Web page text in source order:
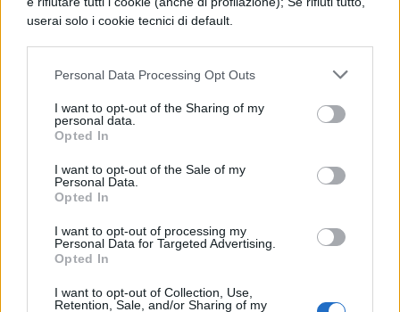
userai solo i cookie tecnici di default.
Personal Data Processing Opt Outs
I want to opt-out of the Sharing of my
personal data.
Opted In
I want to opt-out of the Sale of my
Personal Data.
Opted In
I want to opt-out of processing my
Personal Data for Targeted Advertising.
Opted In
I want to opt-out of Collection, Use,
Retention, Sale, and/or Sharing of my
TEORIA GENDER:
In sostanza quindi l'identità di genere viene
stabilita dalla soggettiva percezione che
ognuno di noi ha di se stesso, orientando
dunque la propria sessualità verso i propri
o donne perché si è nati e si hanno
femmina, ma semplicemente perchè ci si